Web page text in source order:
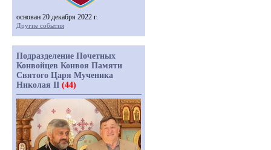
основан 20 декабря 2022 г.
Другие события
Подразделение Почетных
Конвойцев Конвоя Памяти
Святого Царя Мученика
Николая II (44)